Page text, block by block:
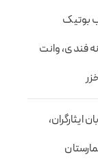
بوتیک
فندی، وانت
ایثارگران،